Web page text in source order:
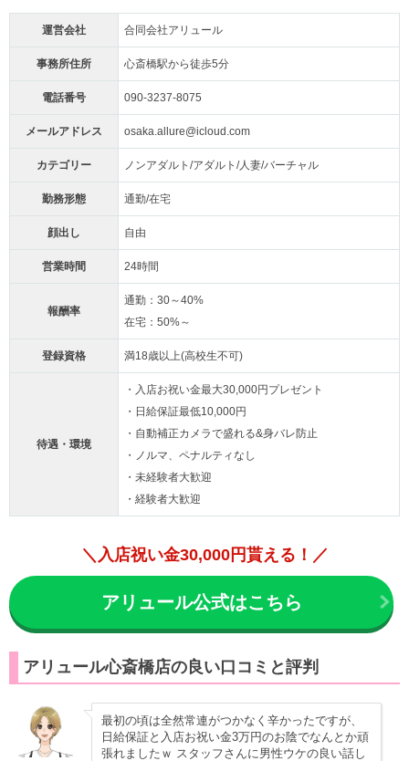
運営会社 合同会社アリュール
事務所住所 心斎橋駅から徒歩5分
電話番号 090-3237-8075
メールアドレス osaka.allure@icloud.com
カテゴリー ノンアダルト/アダルト/人妻/バーチャル
勤務形態 通勤/在宅
顔出し 自由
営業時間 24時間
報酬率
通勤：30～40%
在宅：50%～
登録資格 満18歳以上(高校生不可)
待遇・環境
・入店お祝い金最大30,000円プレゼント
・日給保証最低10,000円
・自動補正カメラで盛れる&身バレ防止
・ノルマ、ペナルティなし
・未経験者大歓迎
・経験者大歓迎
＼入店祝い金30,000円貰える！／
アリュール公式はこちら
アリュール心斎橋店の良い口コミと評判
最初の頃は全然常連がつかなく辛かったですが、
日給保証と入店お祝い金3万円のお陰でなんとか頑
張れましたｗ スタッフさんに男性ウケの良い話し